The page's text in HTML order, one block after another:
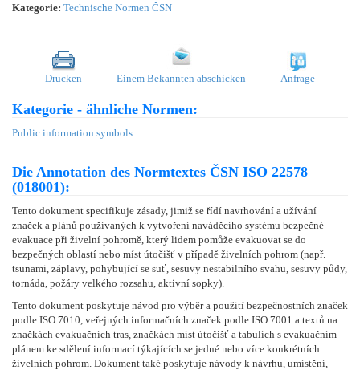
Kategorie: Technische Normen ČSN
Drucken Einem Bekannten abschicken Anfrage
Kategorie - ähnliche Normen:
Public information symbols
Die Annotation des Normtextes ČSN ISO 22578
(018001):
Tento dokument specifikuje zásady, jimiž se řídí navrhování a užívání
značek a plánů používaných k vytvoření naváděcího systému bezpečné
evakuace při živelní pohromě, který lidem pomůže evakuovat se do
bezpečných oblastí nebo míst útočišť v případě živelních pohrom (např.
tsunami, záplavy, pohybující se suť, sesuvy nestabilního svahu, sesuvy půdy,
tornáda, požáry velkého rozsahu, aktivní sopky).
Tento dokument poskytuje návod pro výběr a použití bezpečnostních značek
podle ISO 7010, veřejných informačních značek podle ISO 7001 a textů na
značkách evakuačních tras, značkách míst útočišť a tabulích s evakuačním
plánem ke sdělení informací týkajících se jedné nebo více konkrétních
živelních pohrom. Dokument také poskytuje návody k návrhu, umístění,